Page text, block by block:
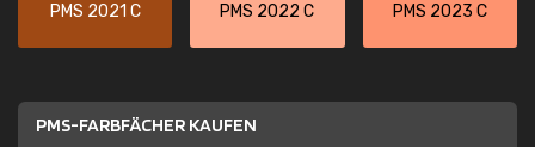
PMS 2021 C PMS 2022 C PMS 2023 C
PMS-FARBFÄCHER KAUFEN